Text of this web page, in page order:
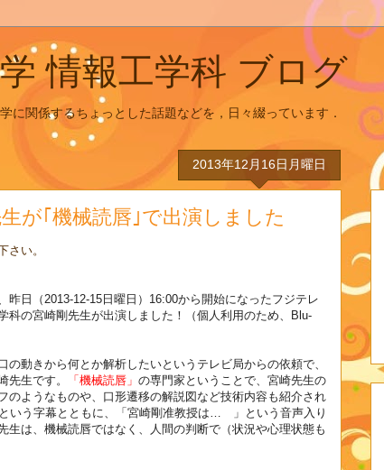
情報工学科 ブログ
に関係するちょっとした話題などを，日々綴っています．
2013年12月16日月曜日
が｢機械読唇｣で出演しました
さい。
日（2013-12-15日曜日） 16:00から開始になったフジテレ
科の宮崎剛先生が出演しました！（個人利用のため、Blu-
の動きから何とか解析したいというテレビ局からの依頼で、
先生です。
「機械読唇」 の専門家ということで、宮崎先生の
のようなものや、 口形遷移の解説図など技術内容も紹介され
いう字幕とともに、「宮崎剛准教授は… 」 という音声入り
生は、 機械読唇ではなく、人間の判断で（状況や心理状態も